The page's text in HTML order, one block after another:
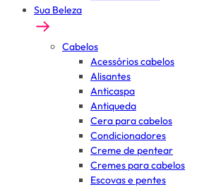
Sua Beleza
Cabelos
Acessórios cabelos
Alisantes
Anticaspa
Antiqueda
Cera para cabelos
Condicionadores
Creme de pentear
Cremes para cabelos
Escovas e pentes